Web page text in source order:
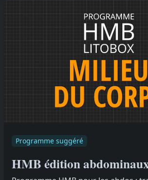
Programme suggéré
HMB édition